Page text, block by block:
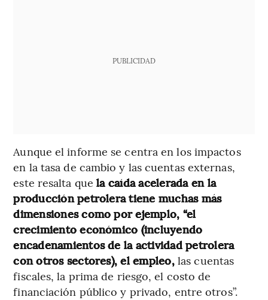
PUBLICIDAD
Aunque el informe se centra en los impactos
en la tasa de cambio y las cuentas externas,
este resalta que la caída acelerada en la
producción petrolera tiene muchas más
dimensiones como por ejemplo, “el
crecimiento económico (incluyendo
encadenamientos de la actividad petrolera
con otros sectores), el empleo,las cuentas
fiscales, la prima de riesgo, el costo de
financiación público y privado, entre otros”.